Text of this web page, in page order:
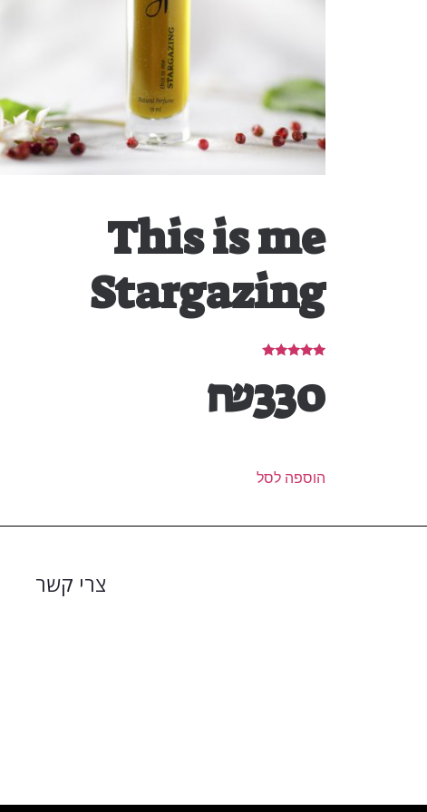
This is me
Stargazing
מתוך 5
₪330
הוספה לסל
צרי קשר